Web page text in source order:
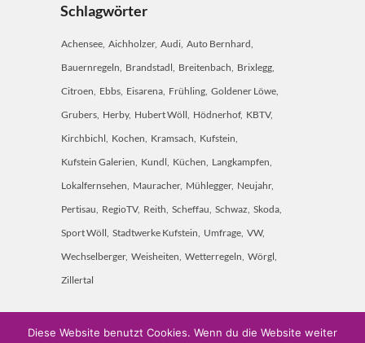
Schlagwörter
Achensee Aichholzer Audi Auto Bernhard
Bauernregeln Brandstadl Breitenbach Brixlegg
Citroen Ebbs Eisarena Frühling Goldener Löwe
Grubers Herby Hubert Wöll Hödnerhof KBTV
Kirchbichl Kochen Kramsach Kufstein
Kufstein Galerien Kundl Küchen Langkampfen
Lokalfernsehen Mauracher Mühlegger Neujahr
Pertisau RegioTV Reith Scheffau Schwaz Skoda
Sport Wöll Stadtwerke Kufstein Umfrage VW
Wechselberger Weisheiten Wetterregeln Wörgl
Zillertal
Diese Website benutzt Cookies. Wenn du die Website weiter